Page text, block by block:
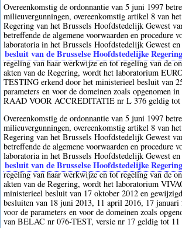
Overeenkomstig de ordonnantie van 5 juni 1997
milieuvergunningen, overeenkomstig artikel 8 van
Regering van het Brussels Hoofdstedelijk Gewest
betreffende de algemene voorwaarden en procedure
laboratoria in het Brussels Hoofdstedelijk Gewest en
besluit van de Brusselse Hoofdstedelijke
regeling van haar werkwijze en tot regeling van de
akten van de Regering, wordt het laboratorium
TESTING erkend door het ministerieel besluit van
parameters en voor de domeinen zoals opgenomen
RAAD VOOR ACCREDITATIE nr L 376 geldig tot
Overeenkomstig de ordonnantie van 5 juni 1997
milieuvergunningen, overeenkomstig artikel 8 van
Regering van het Brussels Hoofdstedelijk Gewest
betreffende de algemene voorwaarden en procedure
laboratoria in het Brussels Hoofdstedelijk Gewest en
besluit van de Brusselse Hoofdstedelijke
regeling van haar werkwijze en tot regeling van de
akten van de Regering, wordt het laboratorium
ministerieel besluit van 17 oktober 2012 en
besluiten van 18 juni 2013, 11 april 2016, 17
voor de parameters en voor de domeinen zoals
van BELAC nr 076-TEST, versie nr 17 geldig tot 11